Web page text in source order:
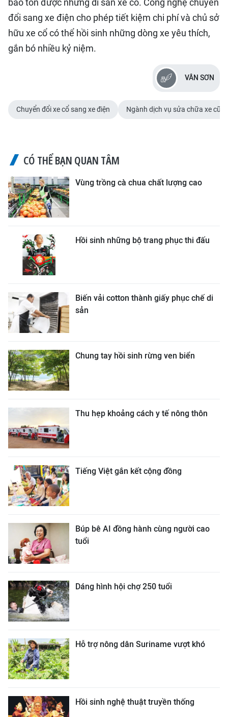
bảo tồn được những di sản xe cổ. Công nghệ chuyển
đổi sang xe điện cho phép tiết kiệm chi phí và chủ sở
hữu xe cổ có thể hồi sinh những dòng xe yêu thích,
gắn bó nhiều kỷ niệm.
VÂN SƠN
Chuyển đổi xe cổ sang xe điện Ngành dịch vụ sửa chữa xe cũ
CÓ THỂ BẠN QUAN TÂM
Vùng trồng cà chua chất lượng cao
Hồi sinh những bộ trang phục thi đấu
Biến vải cotton thành giấy phục chế di
sản
Chung tay hồi sinh rừng ven biển
Thu hẹp khoảng cách y tế nông thôn
Tiếng Việt gắn kết cộng đồng
Búp bê AI đồng hành cùng người cao
tuổi
Dáng hình hội chợ 250 tuổi
Hỗ trợ nông dân Suriname vượt khó
Hồi sinh nghệ thuật truyền thống